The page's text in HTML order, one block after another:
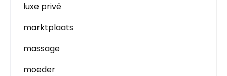
luxe privé
marktplaats
massage
moeder